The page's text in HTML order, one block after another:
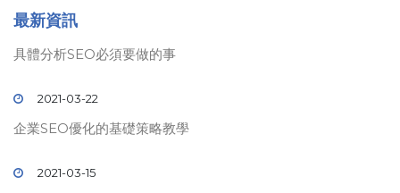
最新資訊
具體分析SEO必須要做的事
2021-03-22
企業SEO優化的基礎策略教學
2021-03-15